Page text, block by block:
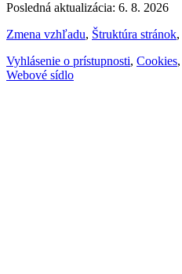
Posledná aktualizácia: 6. 8. 2026
Zmena vzhľadu, Štruktúra stránok,
Vyhlásenie o prístupnosti, Cookies,
Webové sídlo